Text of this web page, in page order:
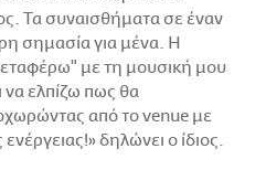
Τα συναισθήματα σε έναν
σημασία για μένα. Η
με τη μουσική μου
να ελπίζω πως θα
από το venue με
δηλώνει ο ίδιος.